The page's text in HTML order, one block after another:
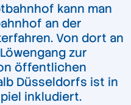
kann man
an der
Von dort an
zur
öffentlichen
Düsseldorfs ist in
inkludiert.